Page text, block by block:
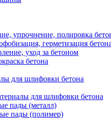
упрочнение, полировка
герметизация
уход за бетоном
бетона
для шлифовки бетона
для шлифовки бетона
пады (металл)
пады (полимер)